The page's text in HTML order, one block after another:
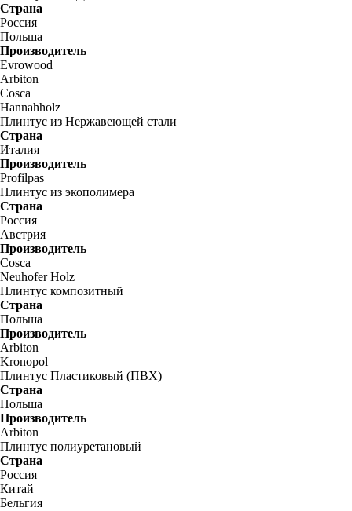
Страна
Россия
Польша
Производитель
Evrowood
Arbiton
Cosca
Hannahholz
Плинтус из Нержавеющей стали
Страна
Италия
Производитель
Profilpas
Плинтус из экополимера
Страна
Россия
Австрия
Производитель
Cosca
Neuhofer Holz
Плинтус композитный
Страна
Польша
Производитель
Arbiton
Kronopol
Плинтус Пластиковый (ПВХ)
Страна
Польша
Производитель
Arbiton
Плинтус полиуретановый
Страна
Россия
Китай
Бельгия